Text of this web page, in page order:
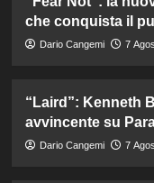
che conquista il
Dario Cangemi 7
“Laird”: Kenneth
avvincente su
Dario Cangemi 7